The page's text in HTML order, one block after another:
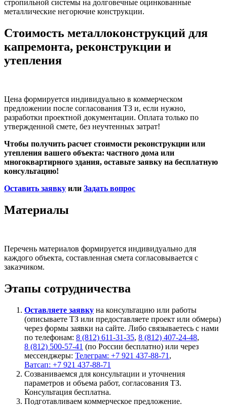
стропильной системы на долговечные оцинкованные
металлические негорючие конструкции.
Стоимость металлоконструкций для
капремонта, реконструкции и
утепления
Цена формируется индивидуально в коммерческом
предложении после согласования ТЗ и, если нужно,
разработки проектной документации. Оплата только по
утвержденной смете, без неучтенных затрат!
Чтобы получить расчет стоимости реконструкции или
утепления вашего объекта: частного дома или
многоквартирного здания, оставьте заявку на бесплатную
консультацию!
Оставить заявку или Задать вопрос
Материалы
Перечень материалов формируется индивидуально для
каждого объекта, составленная смета согласовывается с
заказчиком.
Этапы сотрудничества
Оставляете заявку на консультацию или работы
(описываете ТЗ или предоставляете проект или обмеры)
через формы заявки на сайте. Либо связываетесь с нами
по телефонам: 8 (812) 611-31-35, 8 (812) 407-24-48,
8 (812) 500-57-41 (по России бесплатно) или через
мессенджеры: Телеграм: +7 921 437-88-71 ,
Ватсап: +7 921 437-88-71
Созваниваемся для консультации и уточнения
параметров и объема работ, согласования ТЗ.
Консультация бесплатна.
Подготавливаем коммерческое предложение.